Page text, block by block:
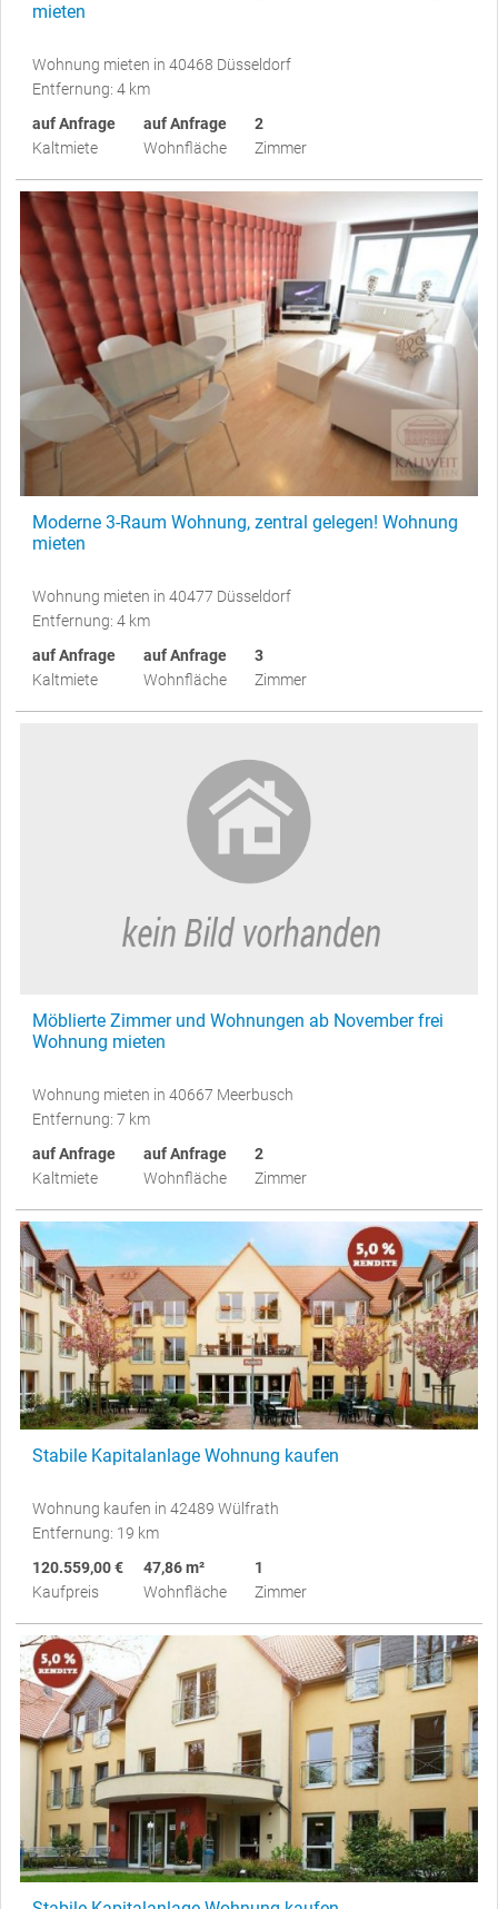
mieten
Wohnung mieten in 40468 Düsseldorf
Entfernung: 4 km
auf Anfrage
Kaltmiete
auf Anfrage
Wohnfläche
2
Zimmer
Moderne 3-Raum Wohnung, zentral gelegen! Wohnung
mieten
Wohnung mieten in 40477 Düsseldorf
Entfernung: 4 km
auf Anfrage
Kaltmiete
auf Anfrage
Wohnfläche
3
Zimmer
Möblierte Zimmer und Wohnungen ab November frei
Wohnung mieten
Wohnung mieten in 40667 Meerbusch
Entfernung: 7 km
auf Anfrage
Kaltmiete
auf Anfrage
Wohnfläche
2
Zimmer
Stabile Kapitalanlage Wohnung kaufen
Wohnung kaufen in 42489 Wülfrath
Entfernung: 19 km
120.559,00 €
Kaufpreis
47,86 m²
Wohnfläche
1
Zimmer